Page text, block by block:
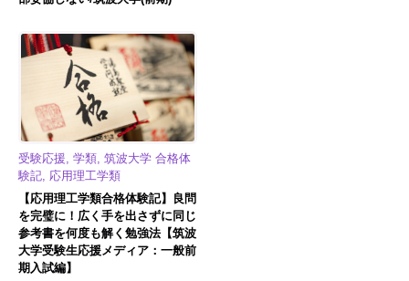
受験応援, 学類, 筑波大学 合格体
験記, 応用理工学類
【応用理工学類合格体験記】良問
を完璧に！広く手を出さずに同じ
参考書を何度も解く勉強法【筑波
大学受験生応援メディア：一般前
期入試編】